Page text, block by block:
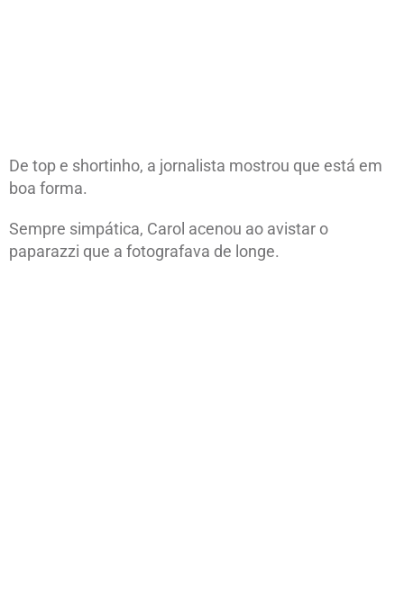
De top e shortinho, a jornalista mostrou que está em
boa forma.
Sempre simpática, Carol acenou ao avistar o
paparazzi que a fotografava de longe.